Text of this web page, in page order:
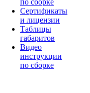
по сборке
Сертификаты
и лицензии
Таблицы
габаритов
Видео
инструкции
по сборке